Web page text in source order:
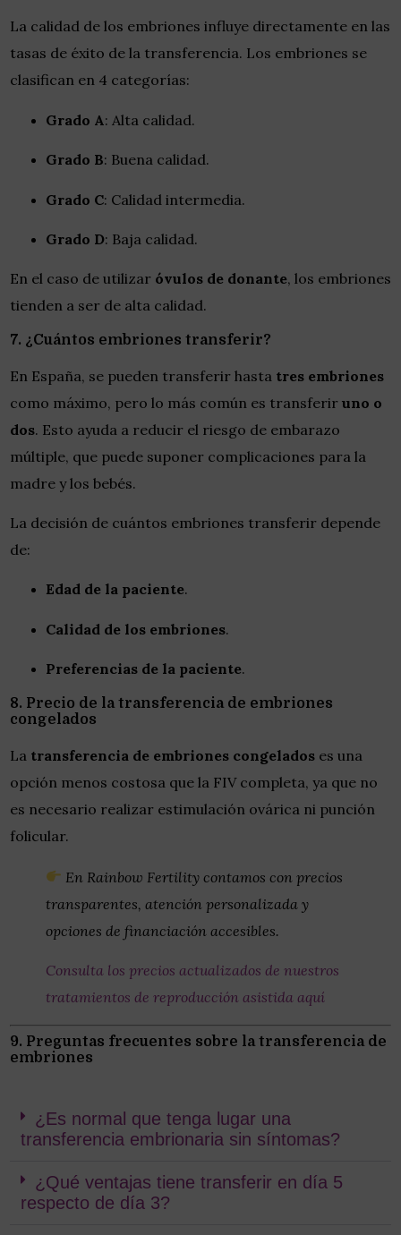
La calidad de los embriones influye directamente en las
tasas de éxito de la transferencia. Los embriones se
clasifican en 4 categorías:
Grado A: Alta calidad.
Grado B: Buena calidad.
Grado C: Calidad intermedia.
Grado D: Baja calidad.
En el caso de utilizar óvulos de donante, los embriones
tienden a ser de alta calidad.
7. ¿Cuántos embriones transferir?
En España, se pueden transferir hasta tres embriones
como máximo, pero lo más común es transferir uno o
dos. Esto ayuda a reducir el riesgo de embarazo
múltiple, que puede suponer complicaciones para la
madre y los bebés.
La decisión de cuántos embriones transferir depende
de:
Edad de la paciente.
Calidad de los embriones.
Preferencias de la paciente.
8. Precio de la transferencia de embriones
congelados
La transferencia de embriones congelados es una
opción menos costosa que la FIV completa, ya que no
es necesario realizar estimulación ovárica ni punción
folicular.
En Rainbow Fertility contamos con precios
transparentes, atención personalizada y
opciones de financiación accesibles.
Consulta los precios actualizados de nuestros
tratamientos de reproducción asistida aquí
9. Preguntas frecuentes sobre la transferencia de
embriones
¿Es normal que tenga lugar una
transferencia embrionaria sin síntomas?
¿Qué ventajas tiene transferir en día 5
respecto de día 3?